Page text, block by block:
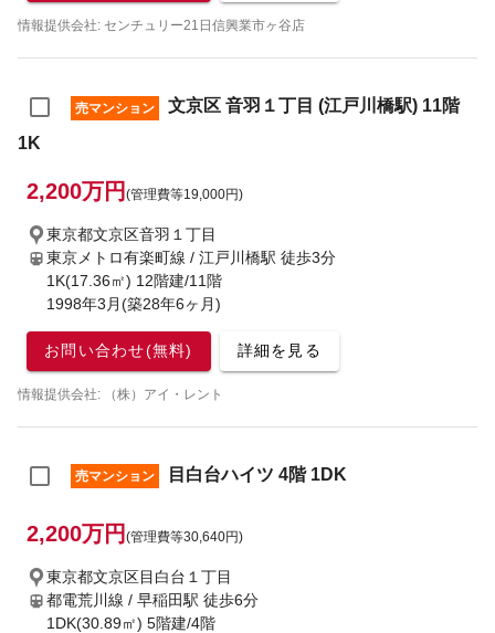
情報提供会社: センチュリー21日信興業市ヶ谷店
売マンション
文京区 音羽１丁目 (江戸川橋駅) 11階
1K
2,200万円 (管理費等19,000円)
東京都文京区音羽１丁目
東京メトロ有楽町線 / 江戸川橋駅 徒歩3分
1K(17.36㎡) 12階建/11階
1998年3月(築28年6ヶ月)
お問い合わせ(無料) 詳細を見る
情報提供会社: （株）アイ・レント
売マンション 目白台ハイツ 4階 1DK
2,200万円 (管理費等30,640円)
東京都文京区目白台１丁目
都電荒川線 / 早稲田駅 徒歩6分
1DK(30.89㎡) 5階建/4階